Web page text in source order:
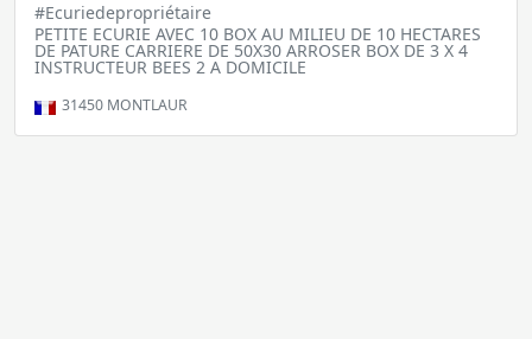
#Ecuriedepropriétaire
PETITE ECURIE AVEC 10 BOX AU MILIEU DE 10 HECTARES
DE PATURE CARRIERE DE 50X30 ARROSER BOX DE 3 X 4
INSTRUCTEUR BEES 2 A DOMICILE
31450 MONTLAUR